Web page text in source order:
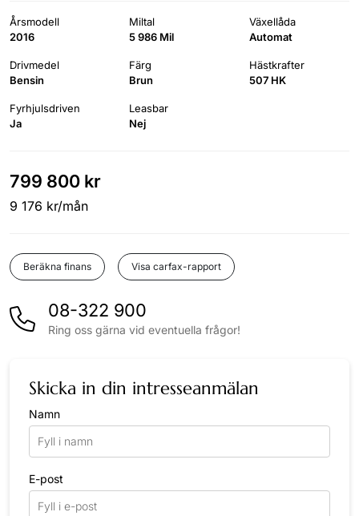
Årsmodell
2016
Miltal
5 986 Mil
Växellåda
Automat
Drivmedel
Bensin
Färg
Brun
Hästkrafter
507 HK
Fyrhjulsdriven
Ja
Leasbar
Nej
799 800 kr
9 176 kr/mån
Beräkna finans Visa carfax-rapport
08-322 900
Ring oss gärna vid eventuella frågor!
Skicka in din intresseanmälan
Namn
E-post